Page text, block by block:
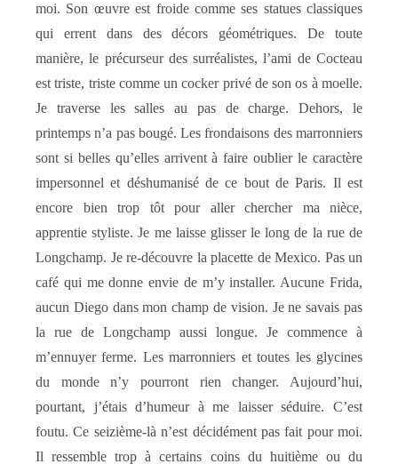
moi. Son œuvre est froide comme ses statues classiques
qui errent dans des décors géométriques. De toute
manière, le précurseur des surréalistes, l’ami de Cocteau
est triste, triste comme un cocker privé de son os à moelle.
Je traverse les salles au pas de charge. Dehors, le
printemps n’a pas bougé. Les frondaisons des marronniers
sont si belles qu’elles arrivent à faire oublier le caractère
impersonnel et déshumanisé de ce bout de Paris. Il est
encore bien trop tôt pour aller chercher ma nièce,
apprentie styliste. Je me laisse glisser le long de la rue de
Longchamp. Je re-découvre la placette de Mexico. Pas un
café qui me donne envie de m’y installer. Aucune Frida,
aucun Diego dans mon champ de vision. Je ne savais pas
la rue de Longchamp aussi longue. Je commence à
m’ennuyer ferme. Les marronniers et toutes les glycines
du monde n’y pourront rien changer. Aujourd’hui,
pourtant, j’étais d’humeur à me laisser séduire. C’est
foutu. Ce seizième-là n’est décidément pas fait pour moi.
Il ressemble trop à certains coins du huitième ou du